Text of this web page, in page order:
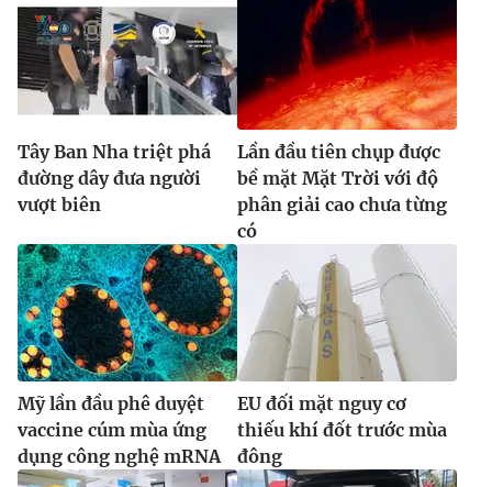
® Cấm sao chép dưới mọi hình thức nếu không có sự chấp
thuận bằng văn bản. Ghi rõ nguồn VTV.vn khi phát hành lại
Tây Ban Nha triệt phá
đường dây đưa người
vượt biên
Lần đầu tiên chụp được
bề mặt Mặt Trời với độ
phân giải cao chưa từng
có
Mỹ lần đầu phê duyệt
vaccine cúm mùa ứng
dụng công nghệ mRNA
EU đối mặt nguy cơ
thiếu khí đốt trước mùa
đông